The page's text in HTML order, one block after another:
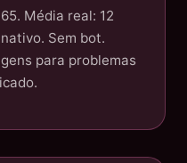
Média real: 12
Sem bot.
para problemas